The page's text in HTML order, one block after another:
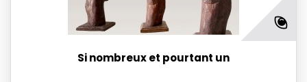
Si nombreux et pourtant un